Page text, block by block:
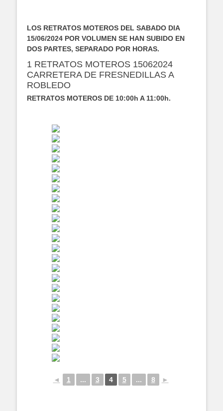
LOS RETRATOS MOTEROS DEL SABADO DIA
15/06/2024 POR VOLUMEN SE HAN SUBIDO EN
DOS PARTES, SEPARADO POR HORAS.
1 RETRATOS MOTEROS 15062024
CARRETERA DE FRESNEDILLAS A
ROBLEDO
RETRATOS MOTEROS DE 10:00h A 11:00h.
◄ 1 ... 3 4 5 ... 8 ►